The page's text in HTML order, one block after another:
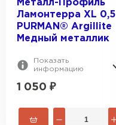
Металл-Профиль
Ламонтерра XL 0,5
PURMAN® Argillite
Медный металлик
Показать
информацию
1 050 ₽